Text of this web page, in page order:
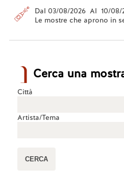
Dal 03/08/2026 Al 10/08/
Le mostre che aprono in
Cerca una
Città
Artista/Tema